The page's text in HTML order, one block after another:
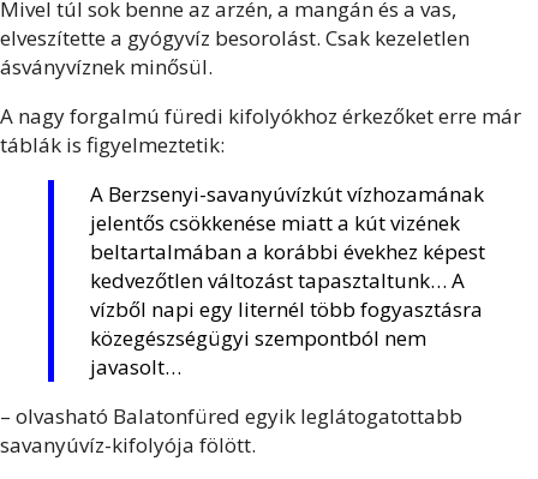
Mivel túl sok benne az arzén, a mangán és a vas,
elveszítette a gyógyvíz besorolást. Csak kezeletlen
ásványvíznek minősül.
A nagy forgalmú füredi kifolyókhoz érkezőket erre már
táblák is figyelmeztetik:
A Berzsenyi-savanyúvízkút vízhozamának
jelentős csökkenése miatt a kút vizének
beltartalmában a korábbi évekhez képest
kedvezőtlen változást tapasztaltunk… A
vízből napi egy liternél több fogyasztásra
közegészségügyi szempontból nem
javasolt…
– olvasható Balatonfüred egyik leglátogatottabb
savanyúvíz-kifolyója fölött.